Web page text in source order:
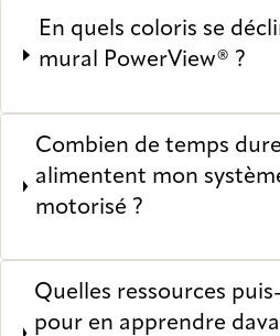
En quels coloris se
mural PowerView® ?
Combien de temps
alimentent mon
motorisé ?
Quelles ressources
pour en apprendre